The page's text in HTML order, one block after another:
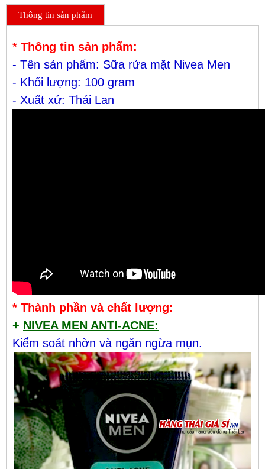
Thông tin sản phẩm
* Thông tin sản phẩm:
- Tên sản phẩm: Sữa rửa mặt Nivea Men
- Khối lượng: 100 gram
- Xuất xứ: Thái Lan
* Thành phần và chất lượng:
+ NIVEA MEN ANTI-ACNE:
Kiểm soát nhờn và ngăn ngừa mụn.